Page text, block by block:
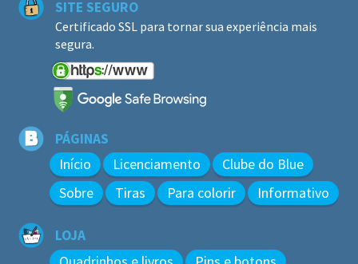
SITE SEGURO
Certificado SSL para tornar sua experiência mais
segura.
PÁGINAS
Início Licenciamento
Clube do Blue
Sobre
Tiras Para colorir Informativo
LOJA